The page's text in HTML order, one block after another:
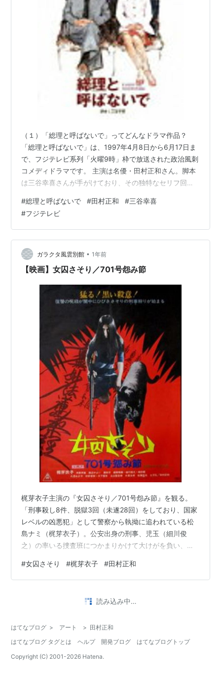
（１）「総理と呼ばないで」ってどんなドラマ作品？
「総理と呼ばないで」は、1997年4月8日から6月17日ま
で、フジテレビ系列「火曜9時」枠で放送された政治風刺
コメディドラマです。 主演は名優・田村正和さん。脚本
は三谷幸喜さんが手がけており、その独特なセリフ回し
ファンから高く評価されています。 本作の最大の見どこ
ろは、何と言っても「政治」という一見シリアスで堅苦
しくなりがちなテーマを、徹底的に笑いに昇華させてい
る点です。日本っぽい架空の国の総理大臣をめぐる日常
が舞台ではありますが、リアルな政界の裏側というより
は、あくまでフィクションの世界で繰り…
#総理と呼ばないで #田村正和 #三谷幸喜
#フジテレビ
ガラクタ風雲別館 • 1年前
【映画】女囚さそり／701号怨み節
梶芽衣子主演の『女囚さそり／701号怨み節』を観る。
「刑事殺し8件、脱獄3回（未遂28回）をしており、国家
レベルの凶悪犯」として警察から執拗に追われている松
島ナミ（梶芽衣子）。公安出身の刑事、児玉（細川俊
之）の率いる捜査班につかまりかけて大けがを負い、ス
学生運動過激派だった工藤（田村正和）だった。かつて
警察から激しい拷問を受けて仲間を警察に売った過去を
工藤は、警察に対する復讐に乗り出すのだが……。 なぜ
れど、あとで調べたらシリーズ第4作とのこ…
#女囚さそり #梶芽衣子 #田村正和
読み込み中…
はてなブログ > アート > 田村正和
はてなブログ タグとは
ヘルプ 開発ブログ
はてなブログトップ
Copyright (C) 2001-2026 Hatena.